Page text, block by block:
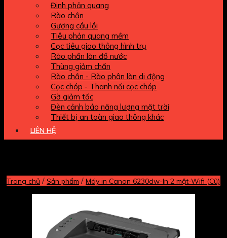
Đinh phản quang
Rào chắn
Gương cầu lồi
Tiêu phản quang mềm
Cọc tiêu giao thông hình trụ
Rào phần làn đổ nước
Thùng giảm chấn
Rào chắn - Rào phân làn di động
Cọc chóp - Thanh nối cọc chóp
Gờ giảm tốc
Đèn cảnh báo năng lượng mặt trời
Thiết bị an toàn giao thông khác
LIÊN HỆ
Trang chủ / Sản phẩm / Máy in Canon 6230dw-In 2 mặt-Wifi (Cũ)